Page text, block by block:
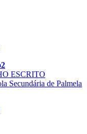
ESCRITO
Secundária de Palmela